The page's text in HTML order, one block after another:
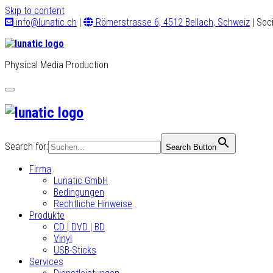
Skip to content
info@lunatic.ch | Römerstrasse 6, 4512 Bellach, Schweiz |
Physical Media Production
Toggle
navigation
Search for: Search Button
Firma
Lunatic GmbH
Bedingungen
Rechtliche Hinweise
Produkte
CD | DVD | BD
Vinyl
USB-Sticks
Services